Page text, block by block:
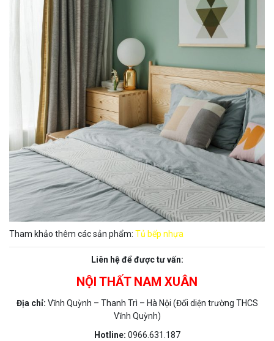
Tham khảo thêm các sản phẩm: Tủ bếp nhựa
Liên hệ để được tư vấn:
NỘI THẤT NAM XUÂN
Địa chỉ: Vĩnh Quỳnh – Thanh Trì – Hà Nội (Đối diện trường THCS
Vĩnh Quỳnh)
Hotline: 0966.631.187